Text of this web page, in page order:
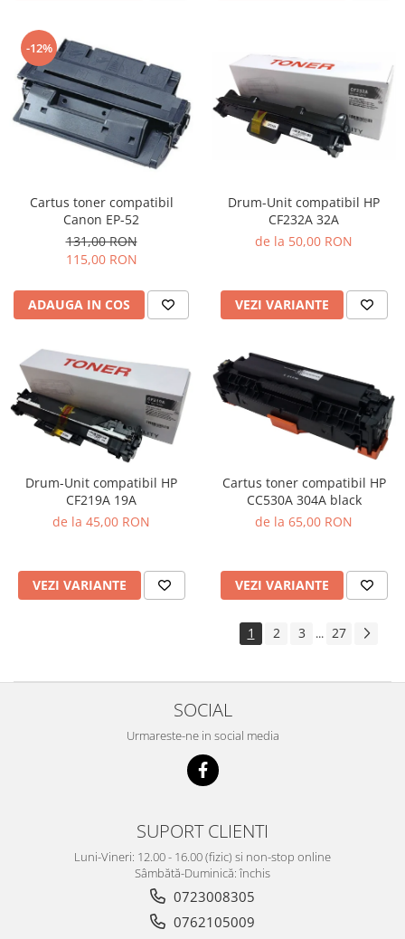
-12%
Cartus toner compatibil
Canon EP-52
131,00 RON
115,00 RON
ADAUGA IN COS
Drum-Unit compatibil HP
CF232A 32A
de la 50,00 RON
VEZI VARIANTE
Drum-Unit compatibil HP
CF219A 19A
de la 45,00 RON
VEZI VARIANTE
Cartus toner compatibil HP
CC530A 304A black
de la 65,00 RON
VEZI VARIANTE
1 2 3 ... 27
SOCIAL
Urmareste-ne in social media
SUPORT CLIENTI
Luni-Vineri: 12.00 - 16.00 (fizic) si non-stop online
Sâmbătă-Duminică: închis
0723008305
0762105009